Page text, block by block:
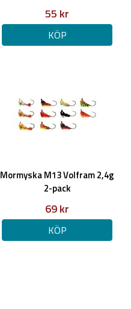
55 kr
KÖP
Mormyska M13 Volfram 2,4g
2-pack
69 kr
KÖP